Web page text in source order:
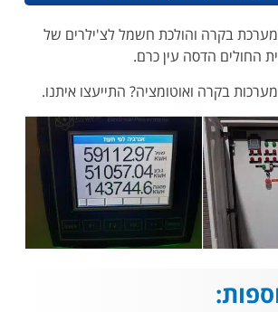
בקרה והולכת חשמל לצ'ילרים של
החולים הדסה עין כרם.
בקרה ואוטומציה? התייעצו איתנו.